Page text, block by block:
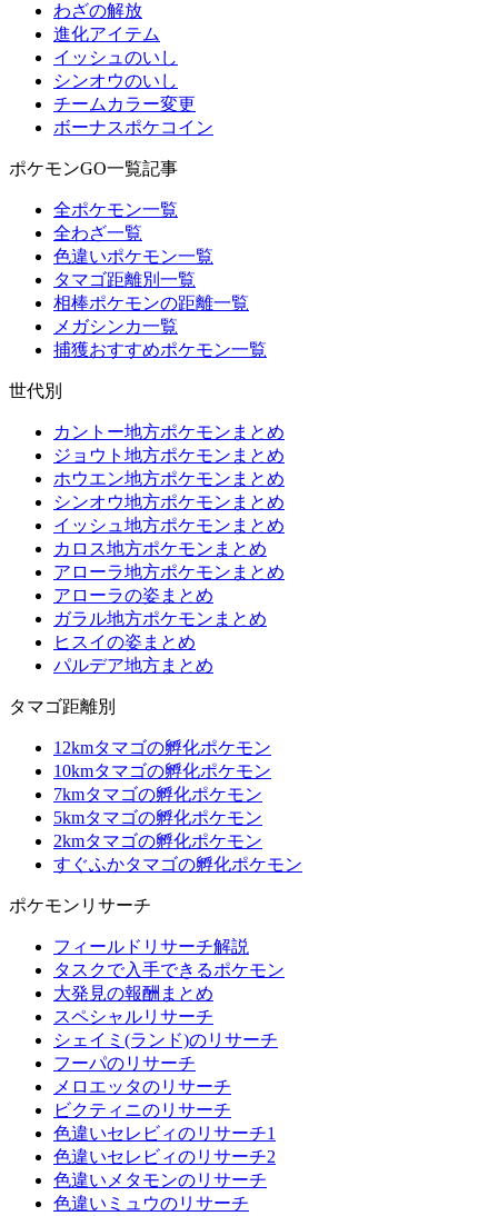
わざの解放
進化アイテム
イッシュのいし
シンオウのいし
チームカラー変更
ボーナスポケコイン
ポケモンGO一覧記事
全ポケモン一覧
全わざ一覧
色違いポケモン一覧
タマゴ距離別一覧
相棒ポケモンの距離一覧
メガシンカ一覧
捕獲おすすめポケモン一覧
世代別
カントー地方ポケモンまとめ
ジョウト地方ポケモンまとめ
ホウエン地方ポケモンまとめ
シンオウ地方ポケモンまとめ
イッシュ地方ポケモンまとめ
カロス地方ポケモンまとめ
アローラ地方ポケモンまとめ
アローラの姿まとめ
ガラル地方ポケモンまとめ
ヒスイの姿まとめ
パルデア地方まとめ
タマゴ距離別
12kmタマゴの孵化ポケモン
10kmタマゴの孵化ポケモン
7kmタマゴの孵化ポケモン
5kmタマゴの孵化ポケモン
2kmタマゴの孵化ポケモン
すぐふかタマゴの孵化ポケモン
ポケモンリサーチ
フィールドリサーチ解説
タスクで入手できるポケモン
大発見の報酬まとめ
スペシャルリサーチ
シェイミ(ランド)のリサーチ
フーパのリサーチ
メロエッタのリサーチ
ビクティニのリサーチ
色違いセレビィのリサーチ1
色違いセレビィのリサーチ2
色違いメタモンのリサーチ
色違いミュウのリサーチ